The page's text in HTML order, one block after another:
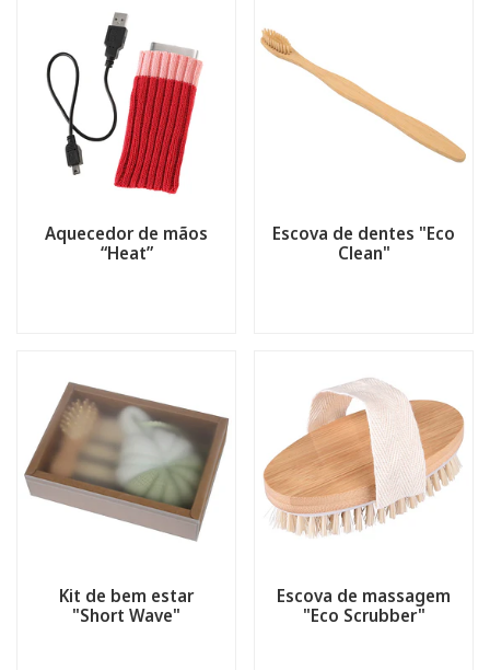
Aquecedor de mãos
“Heat”
Escova de dentes "Eco
Clean"
Kit de bem estar
"Short Wave"
Escova de massagem
"Eco Scrubber"